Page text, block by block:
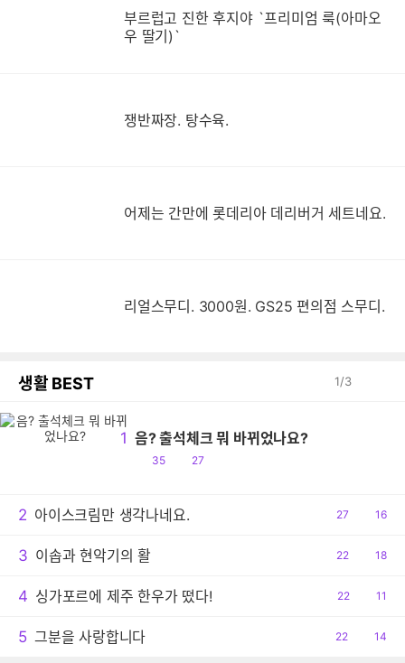
부르럽고 진한 후지야 `프리미엄 룩(아마오
우 딸기)`
쟁반짜장. 탕수육.
어제는 간만에 롯데리아 데리버거 세트네요.
리얼스무디. 3000원. GS25 편의점 스무디.
생활 BEST 1/3
1 음? 출석체크 뭐 바뀌었나요?
공
35
댓
27
2 아이스크림만 생각나네요.
공
27
댓
16
3 이솝과 현악기의 활
공
22
댓
18
4 싱가포르에 제주 한우가 떴다!
공
22
댓
11
5 그분을 사랑합니다
공
22
댓
14